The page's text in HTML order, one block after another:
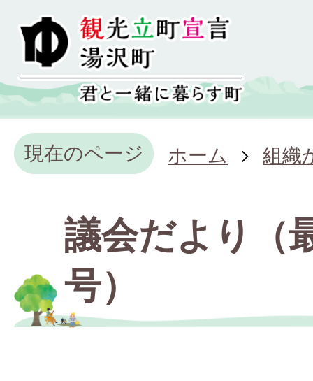
現在のページ ホーム 組織
議会だより（
号）